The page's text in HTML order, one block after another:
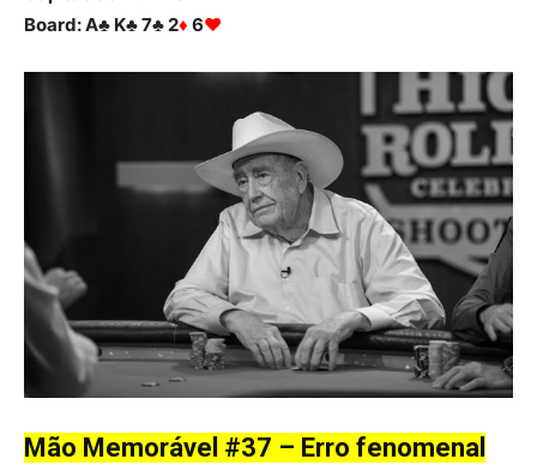
Board: A♣ K♣ 7♣ 2♦ 6♥
Mão Memorável #37 – Erro fenomenal